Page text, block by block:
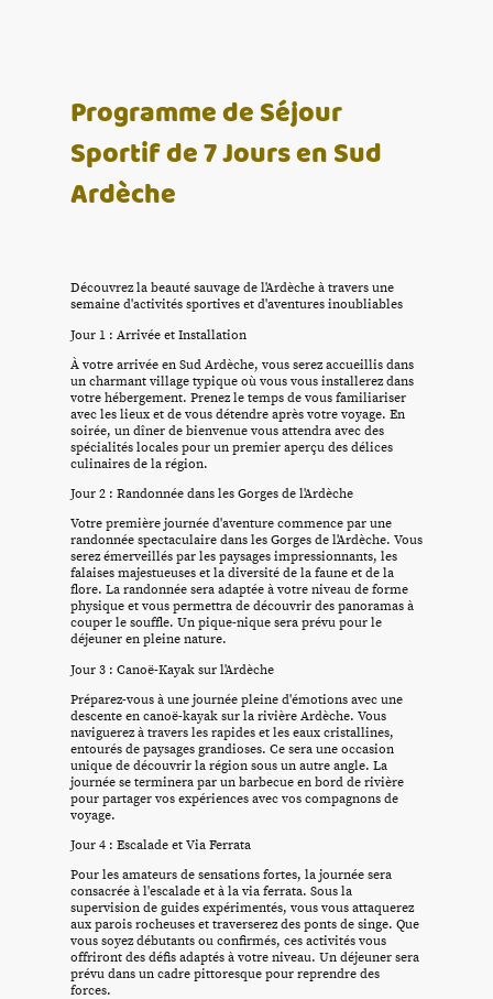
Programme de Séjour
Sportif de 7 Jours en Sud
Ardèche
Découvrez la beauté sauvage de l'Ardèche à travers une
semaine d'activités sportives et d'aventures inoubliables
Jour 1 : Arrivée et Installation
À votre arrivée en Sud Ardèche, vous serez accueillis dans
un charmant village typique où vous vous installerez dans
votre hébergement. Prenez le temps de vous familiariser
avec les lieux et de vous détendre après votre voyage. En
soirée, un dîner de bienvenue vous attendra avec des
spécialités locales pour un premier aperçu des délices
culinaires de la région.
Jour 2 : Randonnée dans les Gorges de l'Ardèche
Votre première journée d'aventure commence par une
randonnée spectaculaire dans les Gorges de l'Ardèche. Vous
serez émerveillés par les paysages impressionnants, les
falaises majestueuses et la diversité de la faune et de la
flore. La randonnée sera adaptée à votre niveau de forme
physique et vous permettra de découvrir des panoramas à
couper le souffle. Un pique-nique sera prévu pour le
déjeuner en pleine nature.
Jour 3 : Canoë-Kayak sur l'Ardèche
Préparez-vous à une journée pleine d'émotions avec une
descente en canoë-kayak sur la rivière Ardèche. Vous
naviguerez à travers les rapides et les eaux cristallines,
entourés de paysages grandioses. Ce sera une occasion
unique de découvrir la région sous un autre angle. La
journée se terminera par un barbecue en bord de rivière
pour partager vos expériences avec vos compagnons de
voyage.
Jour 4 : Escalade et Via Ferrata
Pour les amateurs de sensations fortes, la journée sera
consacrée à l'escalade et à la via ferrata. Sous la
supervision de guides expérimentés, vous vous attaquerez
aux parois rocheuses et traverserez des ponts de singe. Que
vous soyez débutants ou confirmés, ces activités vous
offriront des défis adaptés à votre niveau. Un déjeuner sera
prévu dans un cadre pittoresque pour reprendre des
forces.